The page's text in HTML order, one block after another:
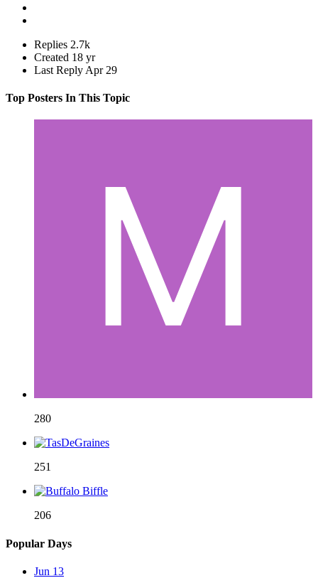
Replies 2.7k
Created 18 yr
Last Reply Apr 29
Top Posters In This Topic
280
251
206
Popular Days
Jun 13